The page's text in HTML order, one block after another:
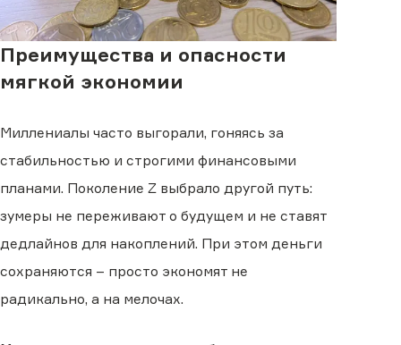
Преимущества и опасности
мягкой экономии
Миллениалы часто выгорали, гоняясь за
стабильностью и строгими финансовыми
планами. Поколение Z выбрало другой путь:
зумеры не переживают о будущем и не ставят
дедлайнов для накоплений. При этом деньги
сохраняются – просто экономят не
радикально, а на мелочах.